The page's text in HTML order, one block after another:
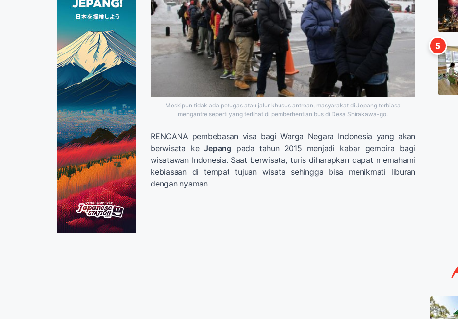
Meskipun tidak ada petugas atau jalur khusus antrean, masyarakat di Jepang terbiasa
mengantre seperti yang terlihat di pemberhentian bus di Desa Shirakawa-go.
RENCANA pembebasan visa bagi Warga Negara Indonesia yang akan
berwisata keJepang pada tahun 2015 menjadi kabar gembira bagi
wisatawan Indonesia. Saat berwisata, turis diharapkan dapat memahami
kebiasaan di tempat tujuan wisata sehingga bisa menikmati liburan
dengan nyaman.
5